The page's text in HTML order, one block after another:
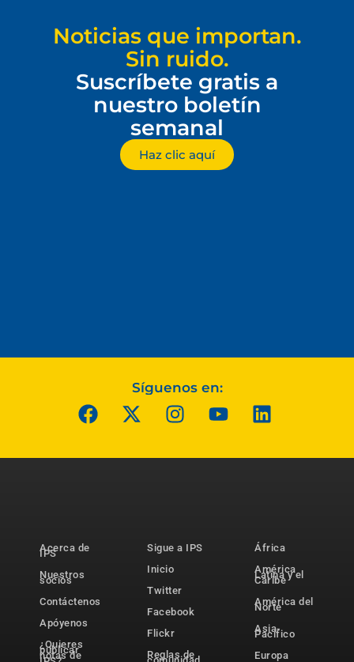
Noticias que importan.
Sin ruido.
Suscríbete gratis a
nuestro boletín
semanal
Haz clic aquí
Síguenos en:
Acerca de
IPS
Nuestros
socios
Contáctenos
Apóyenos
¿Quieres
publicar
notas de
Sigue a IPS
Inicio
Twitter
Facebook
Flickr
Reglas de
África
América
Latina y el
Caribe
América del
Norte
Asia-
Pacífico
Europa